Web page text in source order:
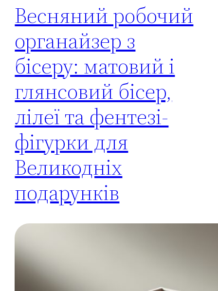
Весняний робочий
органайзер з
бісеру: матовий і
глянсовий бісер,
лілеї та фентезі-
фігурки для
Великодніх
подарунків